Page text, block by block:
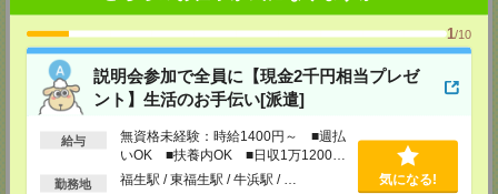
1/10
説明会参加で全員に【現金2千円相当プレゼ
ント】生活のお手伝い[派遣]
給与
無資格未経験：時給1400円～ ■週払
いOK ■扶養内OK ■日収1万1200円
以上
勤務地 福生駅 / 東福生駅 / 牛浜駅 / … 気になる!
TEL：0120-935-218
MAIL：tenshoku@nikken-ts.jp
担当：採用担当
メディカルケア事業部 新宿オフィス
東京都新宿区新宿2-3-10 新宿御苑ビル6階
TEL：0120-457-235
MAIL：tenshoku@nikken-ts.jp
担当：採用担当
メディカルケア事業部 立川事業所